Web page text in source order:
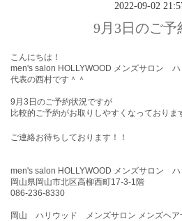
2022-09-02
9月3日のご予
こんにちは！
men's salon HOLLYWOOD メンズサロン
代表の西村です＾＾
9月3 日 のご予約状況ですが
比較的ご予約がお取りしやすくなっておりま
ご連絡お待ちしております！！
men's salon HOLLYWOOD メンズサロン ハ
岡山県岡山市北区高柳西町17-3-1階
086-236-8330
岡山 ハリウッド メンズサロン メンズヘ